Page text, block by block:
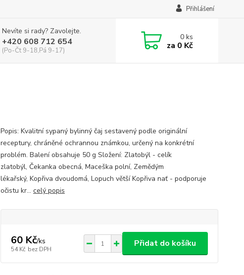
Přihlášení
Nevíte si rady? Zavolejte.
+420 608 712 654
(Po-Čt 9-18,Pá 9-17)
0ks
za 0 Kč
Popis: Kvalitní sypaný bylinný čaj sestavený podle originální
receptury, chráněné ochrannou známkou, určený na konkrétní
problém. Balení obsahuje 50 g Složení: Zlatobýl - celík
zlatobýl, Čekanka obecná, Maceška polní, Zemědým
lékařský, Kopřiva dvoudomá, Lopuch větší Kopřiva nať - podporuje
očistu kr... celý popis
60 Kč/ks
54 Kč bez DPH
Přidat do košíku